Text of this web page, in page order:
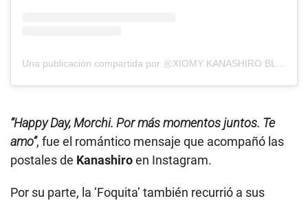
Una publicación compartida por ㊗️XIOMY KANASHIRO BLAS 🇵🇪🇯🇵 (@xiomykanashiro)
“Happy Day, Morchi. Por más momentos juntos. Te
amo”, fue el romántico mensaje que acompañó las
postales de Kanashiroen Instagram.
Por su parte, la ‘Foquita’ también recurrió a sus